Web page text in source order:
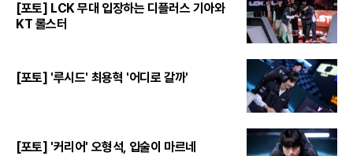
[포토] LCK 무대 입장하는 디플러스 기아와
KT 롤스터
[포토] '루시드' 최용혁 '어디로 갈까'
[포토] '커리어' 오형석, 입술이 마르네